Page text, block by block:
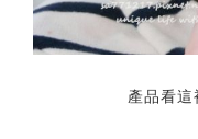
產品看